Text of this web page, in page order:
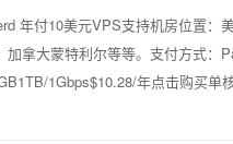
年付10美元VPS支持机房位置：
拿大蒙特利尔等等。支付方式：
1Gbps$10.28/年点击购买单